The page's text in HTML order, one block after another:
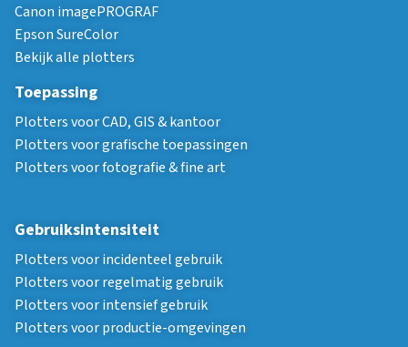
Canon imagePROGRAF
Epson SureColor
Bekijk alle plotters
Toepassing
Plotters voor CAD, GIS & kantoor
Plotters voor grafische toepassingen
Plotters voor fotografie & fine art
Gebruiksintensiteit
Plotters voor incidenteel gebruik
Plotters voor regelmatig gebruik
Plotters voor intensief gebruik
Plotters voor productie-omgevingen